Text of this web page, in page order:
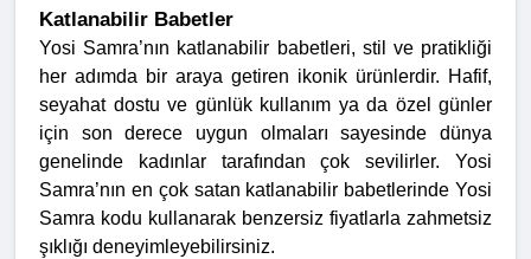
Katlanabilir Babetler
Yosi Samra’nın katlanabilir babetleri, stil ve pratikliği
her adımda bir araya getiren ikonik ürünlerdir. Hafif,
seyahat dostu ve günlük kullanım ya da özel günler
için son derece uygun olmaları sayesinde dünya
genelinde kadınlar tarafından çok sevilirler. Yosi
Samra’nın en çok satan katlanabilir babetlerinde Yosi
Samra kodu kullanarak benzersiz fiyatlarla zahmetsiz
şıklığı deneyimleyebilirsiniz.